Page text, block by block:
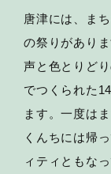
唐津には、ま
の祭りがあり
声と色とりど
でつくられた
ます。一度は
くんちには帰
ィティともな